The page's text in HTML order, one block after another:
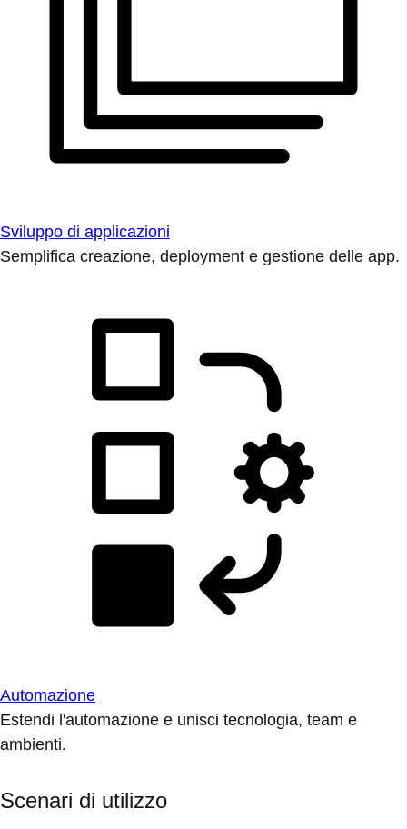
Sviluppo di applicazioni
Semplifica creazione, deployment e gestione delle app.
Automazione
Estendi l'automazione e unisci tecnologia, team e
ambienti.
Scenari di utilizzo